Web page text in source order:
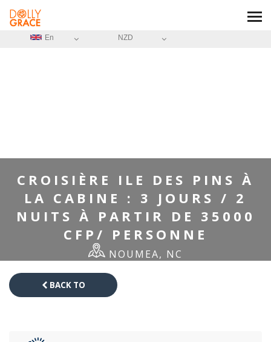
En NZD
CROISIÈRE ILE DES PINS À
LA CABINE : 3 JOURS / 2
NUITS À PARTIR DE 35000
CFP/ PERSONNE
NOUMEA, NC
BACK TO